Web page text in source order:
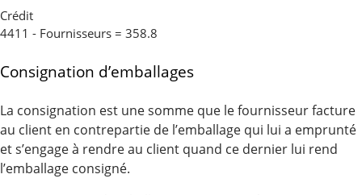
Crédit
4411 - Fournisseurs = 358.8
Consignation d’emballages
La consignation est une somme que le fournisseur facture
au client en contrepartie de l’emballage qui lui a emprunté
et s’engage à rendre au client quand ce dernier lui rend
l’emballage consigné.